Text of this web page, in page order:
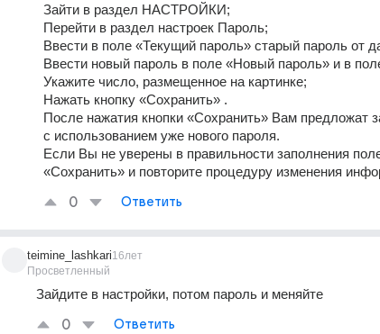
Зайти в раздел НАСТРОЙКИ;
Перейти в раздел настроек Пароль;
Ввести в поле «Текущий пароль» старый пароль от
Ввести новый пароль в поле «Новый пароль» и в
Укажите число, размещенное на картинке;
Нажать кнопку «Сохранить» .
После нажатия кнопки «Сохранить» Вам предложат
с использованием уже нового пароля.
Если Вы не уверены в правильности заполнения
«Сохранить» и повторите процедуру изменения
0 Ответить
teimine_lashkari
Просветленный
16лет
Зайдите в настройки, потом пароль и меняйте
0 Ответить